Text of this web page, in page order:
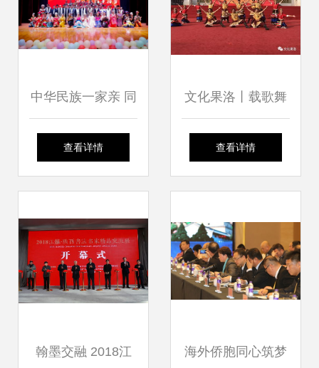
化党史学习，共筑 棒花艺心理疗愈活
动圆满落幕
中华民族一家亲 同
心共筑中国梦——
民族文化展演成功
举行
查看详情
文化果洛丨载歌舞
颂党恩 展幸福
查看详情
翰墨交融 2018江 海外侨胞同心筑梦